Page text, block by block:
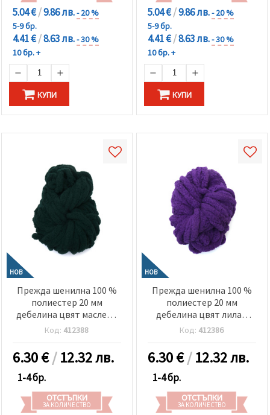
5.04 €/9.86 лв.- 20 %
5-9 бр.
4.41 €/8.63 лв.- 30 %
10 бр. +
КУПИ
5.04 €/9.86 лв.- 20 %
5-9 бр.
4.41 €/8.63 лв.- 30 %
10 бр. +
КУПИ
НОВ
Прежда шенилна 100 %
полиестер 20 мм
дебелина цвят маслено
зелен ~240 грама -25
метра
Код: 412388
6.30€/12.32 лв.
1-4 бр.
ОТСТЪПКИ
ЗА КОЛИЧЕСТВО
НОВ
Прежда шенилна 100 %
полиестер 20 мм
дебелина цвят лилав
~240 грама -25 метра
Код: 412386
6.30€/12.32 лв.
1-4 бр.
ОТСТЪПКИ
ЗА КОЛИЧЕСТВО